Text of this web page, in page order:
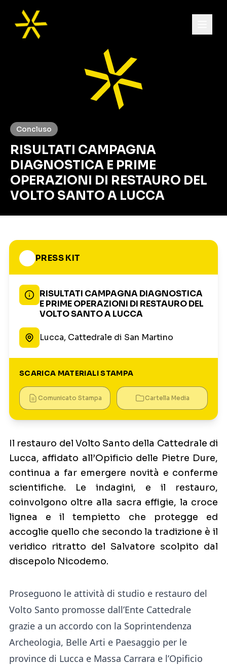
Concluso
RISULTATI CAMPAGNA
DIAGNOSTICA E PRIME
OPERAZIONI DI RESTAURO DEL
VOLTO SANTO A LUCCA
PRESS KIT
RISULTATI CAMPAGNA DIAGNOSTICA
E PRIME OPERAZIONI DI RESTAURO DEL
VOLTO SANTO A LUCCA
Lucca, Cattedrale di San Martino
SCARICA MATERIALI STAMPA
Comunicato Stampa Cartella Media
Il restauro del Volto Santo della Cattedrale di
Lucca, affidato all’Opificio delle Pietre Dure,
continua a far emergere novità e conferme
scientifiche. Le indagini, e il restauro,
coinvolgono oltre alla sacra effigie, la croce
lignea e il tempietto che protegge ed
accoglie quello che secondo la tradizione è il
veridico ritratto del Salvatore scolpito dal
discepolo Nicodemo.
Proseguono le attività di studio e restauro del
Volto Santo promosse dall’Ente Cattedrale
grazie a un accordo con la Soprintendenza
Archeologia, Belle Arti e Paesaggio per le
province di Lucca e Massa Carrara e l’Opificio